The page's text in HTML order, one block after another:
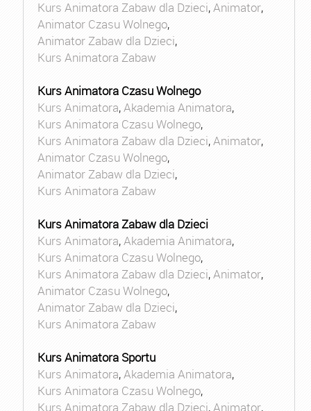
Kurs Animatora Zabaw dla Dzieci,Animator,
Animator Czasu Wolnego,
Animator Zabaw dla Dzieci,
Kurs Animatora Zabaw
Kurs Animatora Czasu Wolnego
Kurs Animatora,Akademia Animatora,
Kurs Animatora Czasu Wolnego,
Kurs Animatora Zabaw dla Dzieci,Animator,
Animator Czasu Wolnego,
Animator Zabaw dla Dzieci,
Kurs Animatora Zabaw
Kurs Animatora Zabaw dla Dzieci
Kurs Animatora,Akademia Animatora,
Kurs Animatora Czasu Wolnego,
Kurs Animatora Zabaw dla Dzieci,Animator,
Animator Czasu Wolnego,
Animator Zabaw dla Dzieci,
Kurs Animatora Zabaw
Kurs Animatora Sportu
Kurs Animatora,Akademia Animatora,
Kurs Animatora Czasu Wolnego,
Kurs Animatora Zabaw dla Dzieci,Animator,